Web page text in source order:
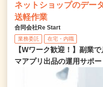
ネットショップのデー
送軽作業
合同会社Re Start
業務委託 在宅・内職
【Wワーク歓迎！】副業
マアプリ出品の運用サポ